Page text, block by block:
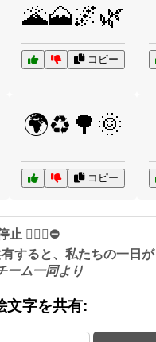
🌋🗻🌌🌿
コピー
🌍♻️🌳🌞
コピー
止 ✋🏻🛑⛔️
すると、私たちの一日
ーム一同より
文字を共有: